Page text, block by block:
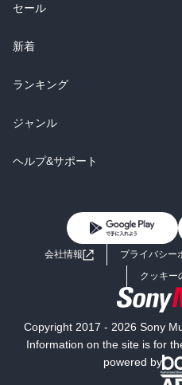
総合
ラノベ
雑誌・グラビア
BL・TL
セール
総合
ラノベ
雑誌・グラビア
BL・TL
新着
総合
ラノベ
雑誌・グラビア
ランキング
総合
ラノベ
ジャンル
コミック
ライトノベル
ミステリー
ヘルプ&サポート
よくあるご質問
会社情報 プライバシー
クッキー
Copyright 2017 - 2026 Sony
Information on the site is for
powered by